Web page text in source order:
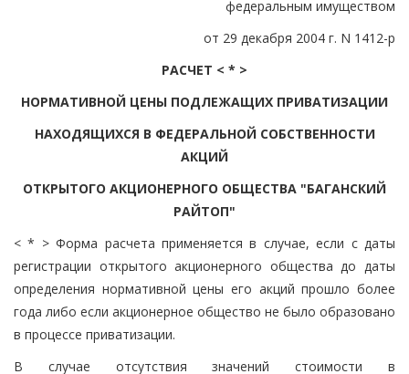
федеральным имуществом
от 29 декабря 2004 г. N 1412-р
РАСЧЕТ < * >
НОРМАТИВНОЙ ЦЕНЫ ПОДЛЕЖАЩИХ ПРИВАТИЗАЦИИ
НАХОДЯЩИХСЯ В ФЕДЕРАЛЬНОЙ СОБСТВЕННОСТИ
АКЦИЙ
ОТКРЫТОГО АКЦИОНЕРНОГО ОБЩЕСТВА "БАГАНСКИЙ
РАЙТОП"
< * > Форма расчета применяется в случае, если с даты
регистрации открытого акционерного общества до даты
определения нормативной цены его акций прошло более
года либо если акционерное общество не было образовано
в процессе приватизации.
В случае отсутствия значений стоимости в